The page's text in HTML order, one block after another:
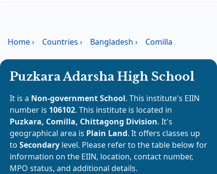
Home› Countries › Bangladesh › Comilla
Puzkara Adarsha High School
It is a Non-government School. This institute's EIIN
number is 106102. This institute is located in
Puzkara, Comilla, Chittagong Division. It's
geographical area is Plain Land. It offers classes up
to Secondary level. Please refer to the table below for
information on the EIIN, location, contact number,
MPO status, and additional details.